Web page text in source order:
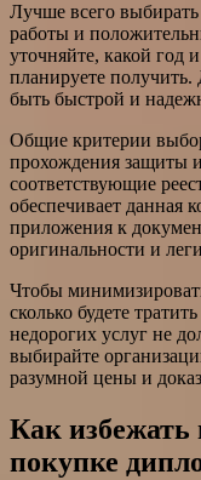
Лучше всего
работы и
уточняйте, какой год
планируете получить.
быть быстрой и
Общие критерии
прохождения защиты
соответствующие
обеспечивает данная
приложения к
оригинальности и
Чтобы
сколько будете
недорогих услуг не
выбирайте
разумной цены и
Как
покупке